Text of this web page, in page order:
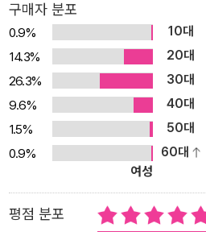
한 장면전환 등은 그를 아무리 읽어도
장으로 우뚝 서게 한다. <파인애플 아미>(1985) <야와라>(1987
~) <마스터 키튼>(1988~)
~) <20세기 소년>(2000~) 등의 대표
역 · 출간되어 큰 인기를 누리고 있다.
데츠카 오사무 문화상, 제46회 소학관
상, 제48회 소학관 만화상, 제9회 데
구매자 분포
0.9% 10대
14.3%
20대
26.3%
30대
9.6%
40대
1.5%
50대
0.9%
60대
여성
평점 분포